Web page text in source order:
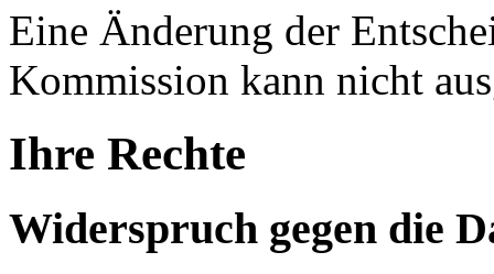
Eine Änderung der
Kommission kann nicht
Ihre Rechte
Widerspruch gegen die